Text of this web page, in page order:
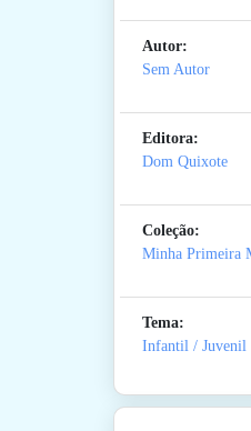
Autor:
Sem Autor
Editora:
Dom Quixote
Coleção:
Minha Primeira
Tema:
Infantil / Juvenil